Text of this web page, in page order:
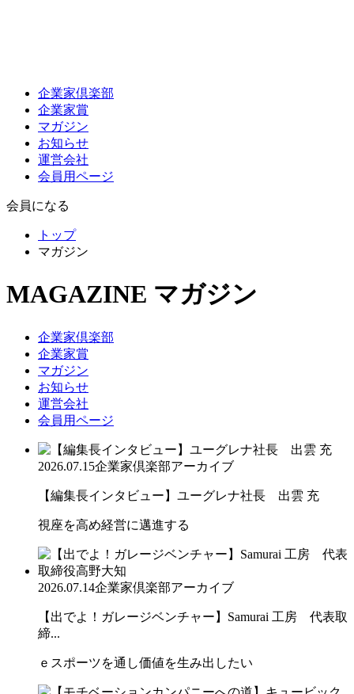
企業家倶楽部
企業家賞
マガジン
お知らせ
運営会社
会員用ページ
会員になる
トップ
マガジン
MAGAZINE マガジン
企業家倶楽部
企業家賞
マガジン
お知らせ
運営会社
会員用ページ
2026.07.15企業家倶楽部アーカイブ
【編集長インタビュー】ユーグレナ社長 出雲 充
視座を高め経営に邁進する
2026.07.14企業家倶楽部アーカイブ
【出でよ！ガレージベンチャー】Samurai 工房 代表取
締...
ｅスポーツを通し価値を生み出したい